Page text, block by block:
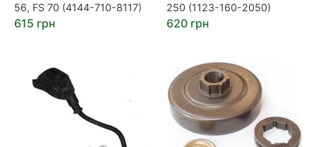
56, FS 70 (4144-710-8117)
615 грн
250 (1123-160-2050)
620 грн